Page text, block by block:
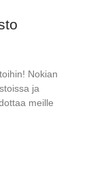
Nokian
ja
meille